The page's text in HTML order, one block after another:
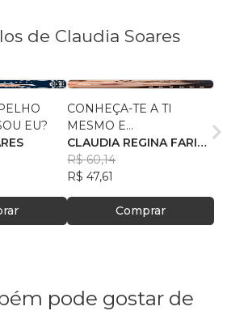
de Claudia Soares
EU?
CONHEÇA-TE A TI
MESMO E
ENCONTRARÁS ELE
CLAUDIA REGINA FARIA
SOARES
R$ 60,14
R$ 47,61
Comprar
pode gostar de